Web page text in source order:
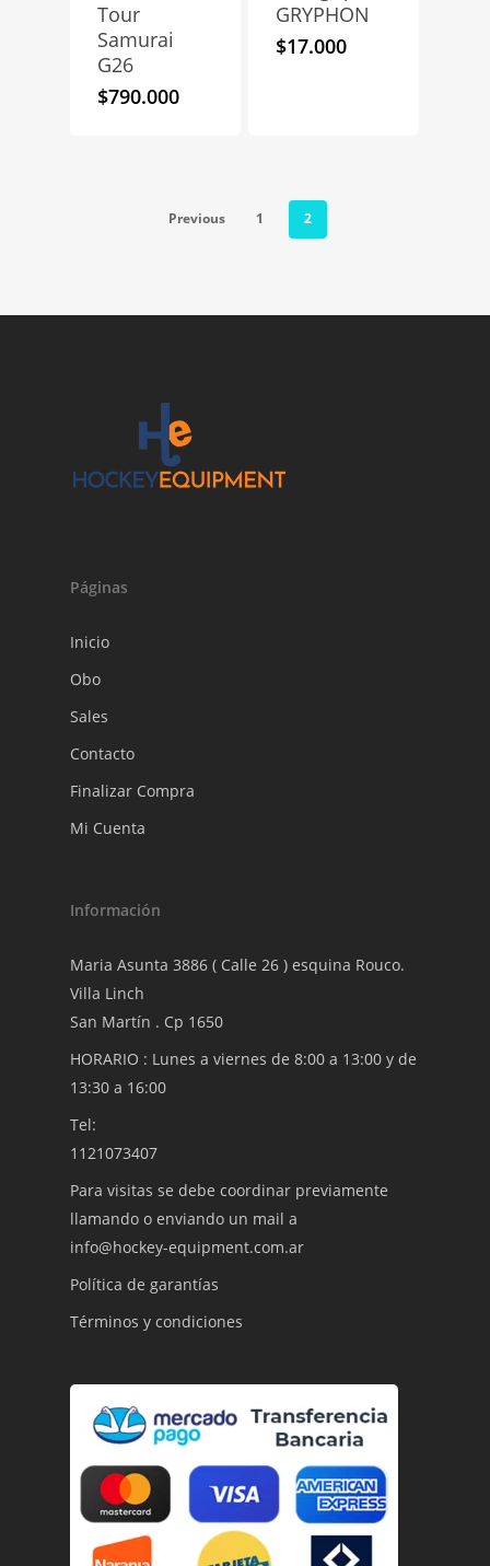
Tour
Samurai
G26
$790.000
GRYPHON
$17.000
Previous 1 2
Páginas
Inicio
Obo
Sales
Contacto
Finalizar Compra
Mi Cuenta
Información
Maria Asunta 3886 ( Calle 26 ) esquina Rouco.
Villa Linch
San Martín . Cp 1650
HORARIO : Lunes a viernes de 8:00 a 13:00 y de
13:30 a 16:00
Tel:
1121073407
Para visitas se debe coordinar previamente
llamando o enviando un mail a
info@hockey-equipment.com.ar
Política de garantías
Términos y condiciones